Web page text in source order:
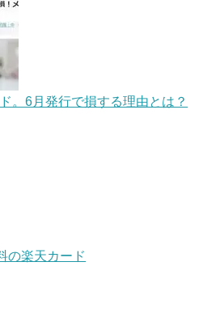
。6月発行で損する理由とは？
の楽天カード